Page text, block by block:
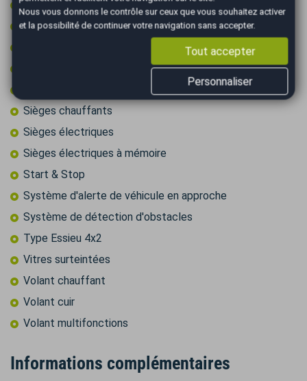
Régulateur de vitesse
Régulateur de vitesse adaptatif
Rétroviseurs rabattables électriquement
Sièges chauffants
Sièges électriques
Sièges électriques à mémoire
Start & Stop
Système d'alerte de véhicule en approche
Système de détection d'obstacles
Type Essieu 4x2
Vitres surteintées
Volant chauffant
Volant cuir
Volant multifonctions
Informations complémentaires
Nous vous donnons le contrôle sur ceux que vous souhaitez activer
et la possibilité de continuer votre navigation sans accepter.
Tout accepter
Personnaliser